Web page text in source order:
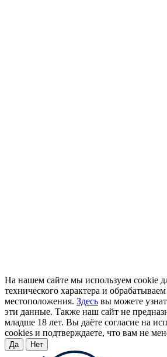
На нашем сайте мы используем cookie
технического характера и
местоположения. Здесь вы можете
эти данные. Также наш сайт не
младше 18 лет. Вы даёте согласие на
cookies и подтверждаете, что вам не
Да Нет